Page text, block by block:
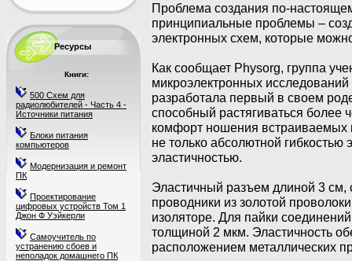
Ресурсы
Книги:
500 Схем для
радиолюбителей - Часть 4 -
Источники питания
Блоки питания
компьютеров
Модернизация и ремонт
ПК
Проектирование
цифровых устройств Том 1
Джон Ф Уэйкерли
Самоучитель по
устранению сбоев и
неполадок домашнего ПК
Проблема создания по-
принципиальные проблемы –
электронных схем, которые
Как сообщает Physorg, группа
микроэлектронных исследований
разработала первый в своем
способный растягиваться более
комфорт ношения встраиваемых
не только абсолютной гибкостью
эластичностью.
Эластичный разъем длиной 3 см,
проводники из золотой
изоляторе. Для пайки
толщиной 2 мкм. Эластичность
расположением металлических